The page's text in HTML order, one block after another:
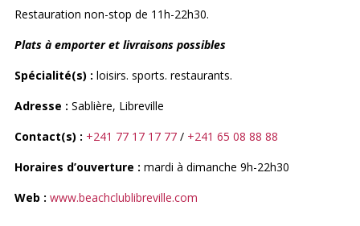
Restauration non-stop de 11h-22h30.
Plats à emporter et livraisons possibles
Spécialité(s) : loisirs. sports. restaurants.
Adresse : Sablière, Libreville
Contact(s) : +241 77 17 17 77 / +241 65 08 88 88
Horaires d’ouverture : mardi à dimanche 9h-22h30
Web : www.beachclublibreville.com